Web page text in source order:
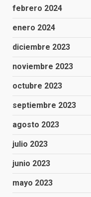
febrero 2024
enero 2024
diciembre 2023
noviembre 2023
octubre 2023
septiembre 2023
agosto 2023
julio 2023
junio 2023
mayo 2023